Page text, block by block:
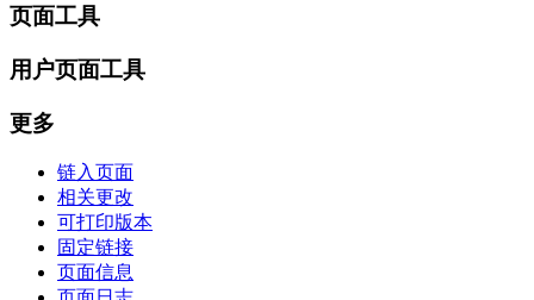
页面工具
用户页面工具
更多
链入页面
相关更改
可打印版本
固定链接
页面信息